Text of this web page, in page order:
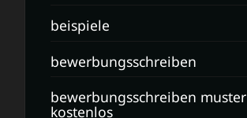
beispiele
bewerbungsschreiben
bewerbungsschreiben muster
kostenlos